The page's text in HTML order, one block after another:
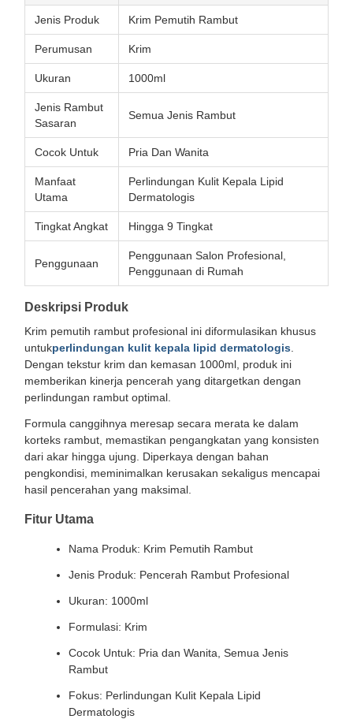
Jenis Produk Krim Pemutih Rambut
Perumusan Krim
Ukuran 1000ml
Jenis Rambut
Sasaran
Semua Jenis Rambut
Cocok Untuk Pria Dan Wanita
Manfaat
Utama
Perlindungan Kulit Kepala Lipid
Dermatologis
Tingkat Angkat Hingga 9 Tingkat
Penggunaan
Penggunaan Salon Profesional,
Penggunaan di Rumah
Deskripsi Produk
Krim pemutih rambut profesional ini diformulasikan khusus
untukperlindungan kulit kepala lipid dermatologis
Dengan tekstur krim dan kemasan 1000ml, produk ini
memberikan kinerja pencerah yang ditargetkan dengan
perlindungan rambut optimal.
Formula canggihnya meresap secara merata ke dalam
korteks rambut, memastikan pengangkatan yang konsisten
dari akar hingga ujung. Diperkaya dengan bahan
pengkondisi, meminimalkan kerusakan sekaligus mencapai
hasil pencerahan yang maksimal.
Fitur Utama
Nama Produk: Krim Pemutih Rambut
Jenis Produk: Pencerah Rambut Profesional
Ukuran: 1000ml
Formulasi: Krim
Cocok Untuk: Pria dan Wanita, Semua Jenis
Rambut
Fokus: Perlindungan Kulit Kepala Lipid
Dermatologis